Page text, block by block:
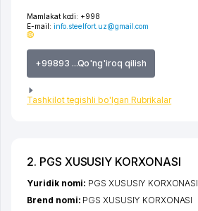
Mamlakat kodi: +998
E-mail: info.steelfort.uz@gmail.com
+99893 ...Qo'ng'iroq qilish
Tashkilot tegishli bo'lgan Rubrikalar
2. PGS XUSUSIY KORXONASI
Yuridik nomi: PGS XUSUSIY KORXONASI
Brend nomi: PGS XUSUSIY KORXONASI